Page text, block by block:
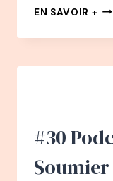
EN SAVOIR +
–
DE
À
#30